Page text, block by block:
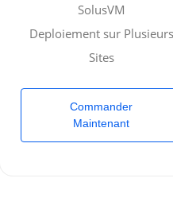
SolusVM
Deploiement sur Plusieurs
Sites
Commander
Maintenant